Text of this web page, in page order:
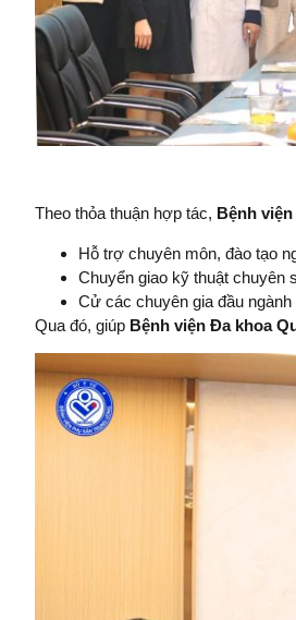
Theo thỏa thuận hợp tác, Bệnh
Hỗ trợ chuyên môn, đào tạo
Chuyển giao kỹ thuật chuyên
Cử các chuyên gia đầu ngành
Qua đó, giúp Bệnh viện Đa khoa